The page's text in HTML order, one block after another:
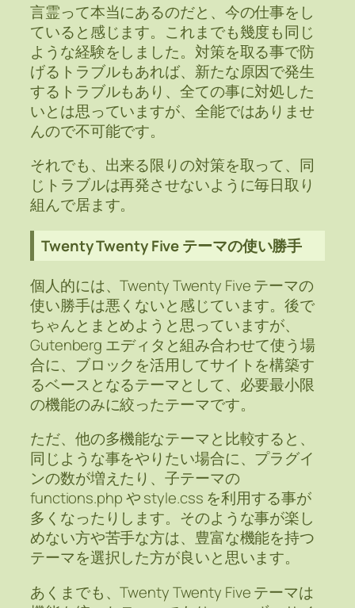
言霊って本当にあるのだと、今の仕事をし
ていると感じます。これまでも幾度も同じ
ような経験をしました。対策を取る事で防
げるトラブルもあれば、新たな原因で発生
するトラブルもあり、全ての事に対処した
いとは思っていますが、全能ではありませ
んので不可能です。
それでも、出来る限りの対策を取って、同
じトラブルは再発させないように毎日取り
組んで居ます。
Twenty Twenty Five テーマの使い勝手
個人的には、Twenty Twenty Five テーマの
使い勝手は悪くないと感じています。後で
ちゃんとまとめようと思っていますが、
Gutenberg エディタと組み合わせて使う場
合に、ブロックを活用してサイトを構築す
るベースとなるテーマとして、必要最小限
の機能のみに絞ったテーマです。
ただ、他の多機能なテーマと比較すると、
同じような事をやりたい場合に、プラグイ
ンの数が増えたり、子テーマの
functions.php や style.css を利用する事が
多くなったりします。そのような事が楽し
めない方や苦手な方は、豊富な機能を持つ
テーマを選択した方が良いと思います。
あくまでも、Twenty Twenty Five テーマは